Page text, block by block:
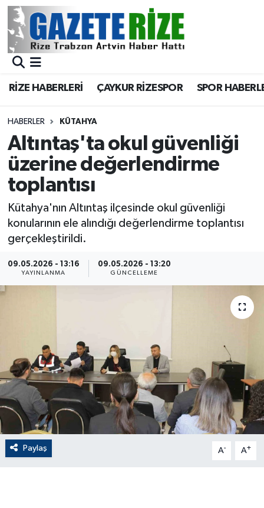
RİZE HABERLERİ ÇAYKUR RİZESPOR SPOR
HABERLER KÜTAHYA
Altıntaş'ta okul güvenliği
üzerine değerlendirme
toplantısı
Kütahya'nın Altıntaş ilçesinde okul güvenliği
konularının ele alındığı değerlendirme toplantısı
gerçekleştirildi.
09.05.2026 - 13:16
YAYINLANMA
09.05.2026 - 13:20
GÜNCELLEME
Paylaş A- A+
BÖLGEMİZ
Asayiş
Rize Jandarma Komutanlığı
Bilim Teknoloji
Bölge
Advertising news
ÇEVRE
Dünya
EĞİTİM
EKONOMİ
English News
Merkez Nöbetçi Eczaneler
Merkez Trafik Yoğunluk Haritası
Süper Lig Puan Durumu ve Fikstür
Tüm Manşetler
Son Dakika Haberleri
Haber Arşivi